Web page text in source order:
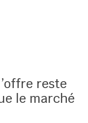
reste
le marché